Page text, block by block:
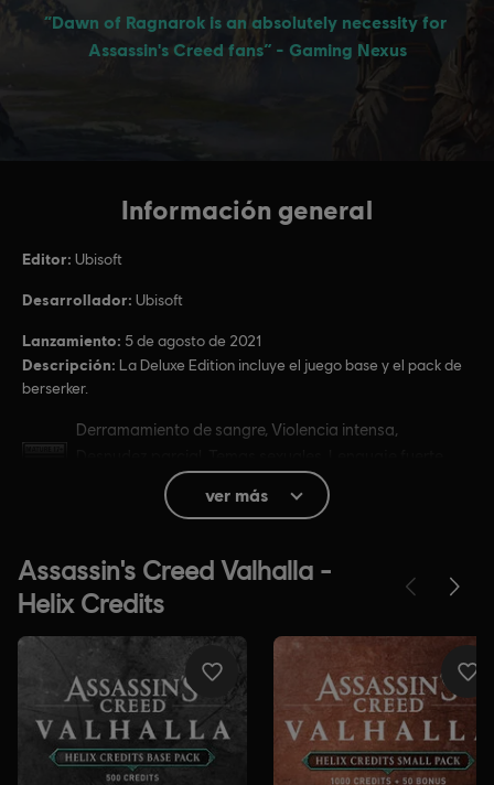
Información general
Editor: Ubisoft
Desarrollador: Ubisoft
Lanzamiento: 5 de agosto de 2021
Descripción: La Deluxe Edition incluye el juego base y el pack de
berserker.
Clasificación por edad :
Derramamiento de sangre, Violencia intensa,
Uso de alcohol, Uso de drogas
Compras dentro del juego, Interacción de usuarios
Idioma:
Inglés (Sonido, Interfaz, Subtítulos)
Francés (Sonido, Interfaz, Subtítulos)
ver más
PC (descargar), PS4/PS5 (Digital), Xbox (Digital),
Género: Mundo abierto ,Juego de rol ,Acción/Aventura
Activación:Añadido automáticamente a la biblioteca de Ubisoft
ver más